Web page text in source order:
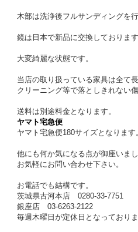
木部は洗浄後フルサンディングを
鏡は日本で新品に交換しております
大変綺麗な状態です。
当店の取り扱っている家具は全て
クリーニング等で落としきれない
送料は別途料金となります。
ヤマト宅急便
ヤマト宅急便180サイズとなります
他にも何か気になる点が御座いま
お気軽にお問い合わせ下さい。
お電話でも結構です。
茨城県古河本店 0280-33-7751
銀座店 03-6263-2122
毎週木曜日が定休日となっておりま